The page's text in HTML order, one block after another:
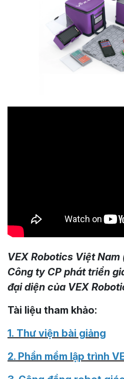
VEX Robotics Việt
Công ty CP phát triển
đại diện của VEX
Tài liệu tham khảo:
1. Thư viện bài giảng
2. Phần mềm lập trình